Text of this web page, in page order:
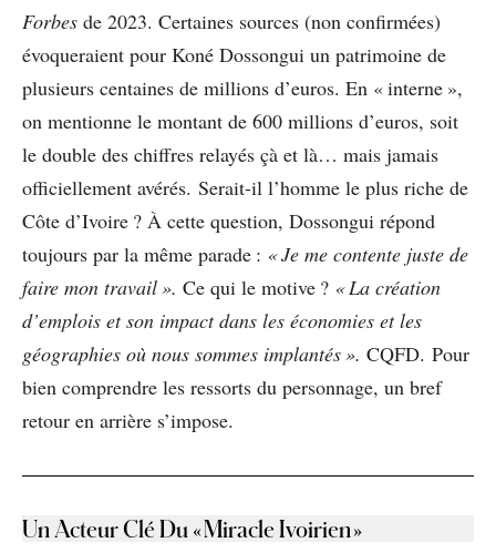
Forbes de 2023. Certaines sources (non confirmées)
évoqueraient pour Koné Dossongui un patrimoine de
plusieurs centaines de millions d’euros. En « interne »,
on mentionne le montant de 600 millions d’euros, soit
le double des chiffres relayés çà et là… mais jamais
officiellement avérés. Serait-il l’homme le plus riche de
Côte d’Ivoire ? À cette question, Dossongui répond
toujours par la même parade : « Je me contente juste de
faire mon travail ». Ce qui le motive ? « La création
d’emplois et son impact dans les économies et les
géographies où nous sommes implantés ». CQFD. Pour
bien comprendre les ressorts du personnage, un bref
retour en arrière s’impose.
Un Acteur Clé Du « Miracle Ivoirien »